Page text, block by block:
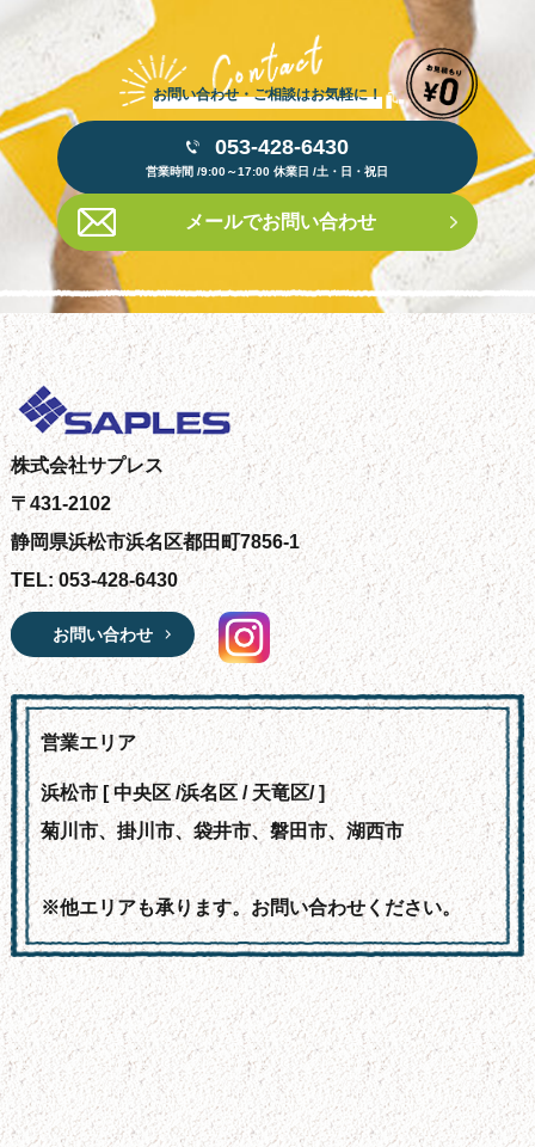
お問い合わせ・ご相談はお気軽に！
053-428-6430
営業時間 /9:00～17:00 休業日 /土・日・祝日
メールでお問い合わせ
株式会社サプレス
〒431-2102
静岡県浜松市浜名区都田町7856-1
TEL: 053-428-6430
お問い合わせ
営業エリア
浜松市 [ 中央区 /浜名区 / 天竜区/ ]
菊川市、掛川市、袋井市、磐田市、湖西市
※他エリアも承ります。お問い合わせください。